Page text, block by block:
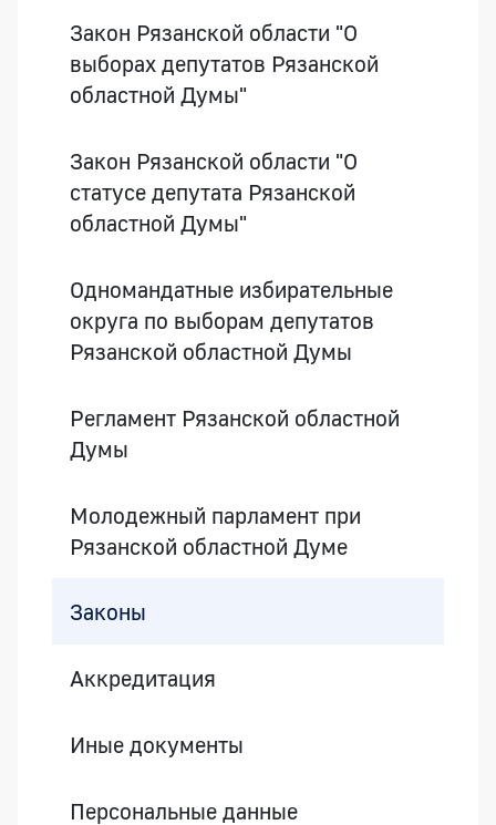
Закон Рязанской области "О
выборах депутатов Рязанской
областной Думы"
Закон Рязанской области "О
статусе депутата Рязанской
областной Думы"
Одномандатные избирательные
округа по выборам депутатов
Рязанской областной Думы
Регламент Рязанской областной
Думы
Молодежный парламент при
Рязанской областной Думе
Законы
Аккредитация
Иные документы
Персональные данные